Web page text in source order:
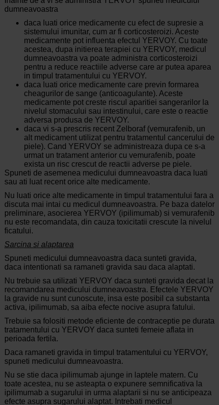
dumneavoastra
daca luati orice medicamente cu efect de supresie a
sistemului imunitar, cum ar fi corticosteroizi. Aceste
medicamente pot influenta efectul YERVOY. Cu toate
acestea, dupa initierea terapiei cu YERVOY, medicul
dumneavoastra va poate administra corticosteroizi
pentru a reduce reactiile adverse care ar putea aparea
in timpul tratamentului cu YERVOY.
daca luati orice medicamente care previn formarea
cheagurilor de sange (anticoagulante). Aceste
medicamente pot creste riscul aparitiei sangerarilor la
nivelul stomacului sau intestinului, care este o reactie
adversa produsa de YERVOY.
daca vi s-a prescris recent Zelboraf (vemurafenib, un
alt medicament utilizat pentru tratamentul cancerului de
piele). Cand YERVOY se administreaza dupa ce s-a
urmat un tratament anterior cu vemurafenib, poate
exista un risc crescut de reactii adverse pe piele.
Spuneti de asemenea medicului dumneavoastra daca luati
sau ati luat recent orice alte medicamente.
Nu luati orice alte medicamente in timpul tratamentului fara a
discuta mai intai cu medicul dumneavoastra. Pe baza datelor
preliminare, asocierea YERVOY (ipilimumab) si vemurafenib
nu este recomandata, din cauza toxicitatii crescute la nivelul
ficatului.
Sarcina si alaptarea
Spuneti medicului dumneavoastra daca sunteti gravida,
daca intentionati sa ramaneti gravida sau daca alaptati.
Nu trebuie sa utilizati YERVOY daca sunteti gravida decat la
recomandarea medicului dumneavoastra. Efectele YERVOY
la gravide nu sunt cunoscute, insa este posibil ca substanta
activa, ipilimumab, sa aiba efecte nocive asupra fatului.
Trebuie sa folositi metode eficiente de contraceptie pe durata
tratamentului cu YERVOY daca sunteti femeie aflata in
perioada fertila.
Daca ramaneti gravida in timpul tratamentului cu YERVOY,
spuneti medicului dumneavoastra.
Nu se stie daca ipilimumab ajunge in laptele matern. Cu
toate acestea, nu se asteapta o expunere semnificativa la
ipilimumab a sugarului in urma alaptarii si nu se anticipeaza
efecte asupra sugarului alaptat. Intrebati medicul